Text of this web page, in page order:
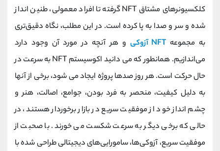
کلکسیونرهای مشتاق NFT گرفته تا افراد معمولی، طنین انداز
شده و سر و صدا به پا کرده است. در این مطلب، نگاه دقیق‌تری
به مجموعهNFT آزوکی
و هر آنچه در مورد آن وجود دارد
می‌اندازیم. همانطور که می دانید اکوسیستم NFT به سرعت در
حال حرکت است. هر روز صدها پروژه ایجاد می شود، برخی از آنها
به دلیل کیفیت، منحصر به فرد بودن، جوامع، اصالت، هنر و
چشم انداز خود از موفقیت سریع در بازار برخوردار هستند، در
حالی که برخی دیگر به سرعت شکست می خورند. با صحبت از
موفقیت سریع، آزوکی‌ها، سامورایی‌های دیجیتالی طراحی شده با
بدون پیش شماره 90001030
اینستاگرام @alireza.mehrabii
@alirezamehrabi_com